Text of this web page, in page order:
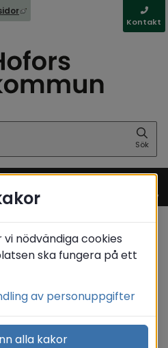
webbplats, öppnas i nytt
Länk till annan webbplats,
Kontakt
Sök
Meny
nödvändiga cookies
ska fungera på ett
av personuppgifter
alla kakor